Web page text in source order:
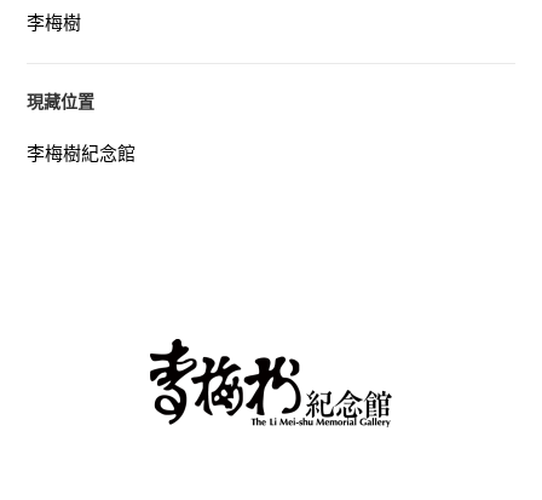
李梅樹
現藏位置
李梅樹紀念館